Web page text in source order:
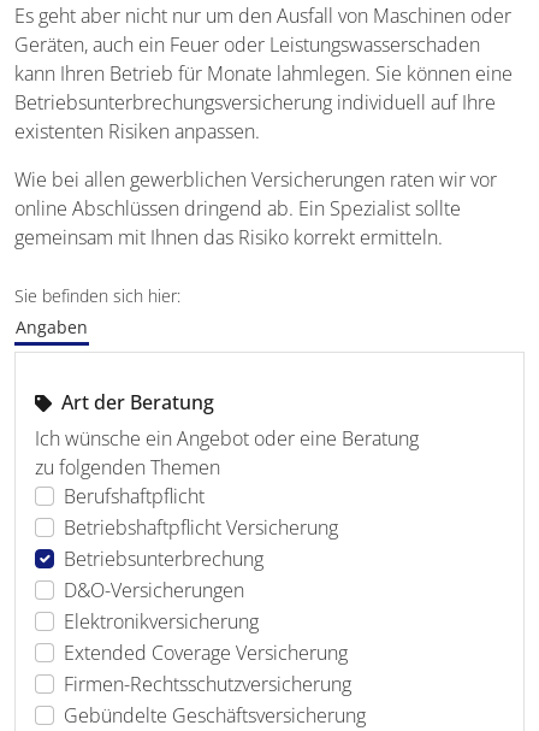
Es geht aber nicht nur um den Ausfall von Maschinen oder
Geräten, auch ein Feuer oder Leistungswasserschaden
kann Ihren Betrieb für Monate lahmlegen. Sie können eine
Betriebsunterbrechungsversicherung individuell auf Ihre
existenten Risiken anpassen.
Wie bei allen gewerblichen Versicherungen raten wir vor
online Abschlüssen dringend ab. Ein Spezialist sollte
gemeinsam mit Ihnen das Risiko korrekt ermitteln.
Sie befinden sich hier:
Angaben
Art der Beratung
Ich wünsche ein Angebot oder eine Beratung
zu folgenden Themen
Berufshaftpflicht
Betriebshaftpflicht Versicherung
Betriebsunterbrechung
D&O-Versicherungen
Elektronikversicherung
Extended Coverage Versicherung
Firmen-Rechtsschutzversicherung
Gebündelte Geschäftsversicherung